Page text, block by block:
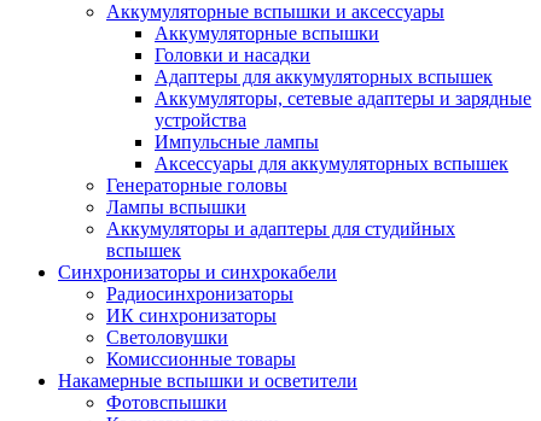
Аккумуляторные вспышки и аксессуары
Аккумуляторные вспышки
Головки и насадки
Адаптеры для аккумуляторных вспышек
Аккумуляторы, сетевые адаптеры и зарядные
устройства
Импульсные лампы
Аксессуары для аккумуляторных вспышек
Генераторные головы
Лампы вспышки
Аккумуляторы и адаптеры для студийных
вспышек
Синхронизаторы и синхрокабели
Радиосинхронизаторы
ИК синхронизаторы
Светоловушки
Комиссионные товары
Накамерные вспышки и осветители
Фотовспышки